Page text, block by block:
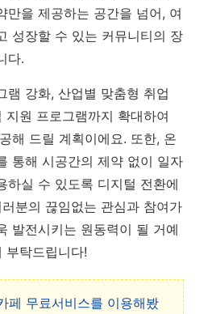
만을 제공하는 공간을 넘어, 여
성장할 수 있는 커뮤니티의 장
다.
램 강화, 산업별 맞춤형 취업
지원 프로그램까지 확대하여
해 드릴 계획이에요. 또한, 온
통해 시공간의 제약 없이 일자
하실 수 있도록 디지털 전환에
분의 끊임없는 관심과 참여가
발전시키는 원동력이 될 거예
부탁드립니다!
페 무료서비스를 이용해봤